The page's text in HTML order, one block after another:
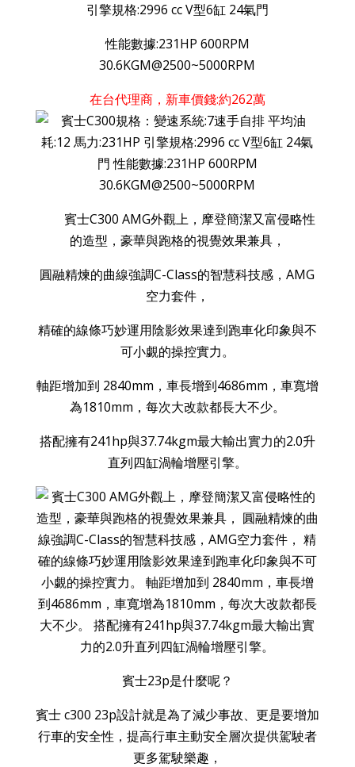
引擎規格:2996 cc V型6缸 24氣門
性能數據:231HP 600RPM
30.6KGM@2500~5000RPM
在台代理商，新車價錢:約262萬
賓士C300 AMG外觀上，摩登簡潔又富侵略性
的造型，豪華與跑格的視覺效果兼具，
圓融精煉的曲線強調C-Class的智慧科技感，AMG
空力套件，
精確的線條巧妙運用陰影效果達到跑車化印象與不
可小覷的操控實力。
軸距增加到 2840mm，車長增到4686mm，車寬增
為1810mm，每次大改款都長大不少。
搭配擁有241hp與37.74kgm最大輸出實力的2.0升
直列四缸渦輪增壓引擎。
賓士23p是什麼呢？
賓士 c300 23p設計就是為了減少事故、更是要增加
行車的安全性，提高行車主動安全層次提供駕駛者
更多駕駛樂趣，